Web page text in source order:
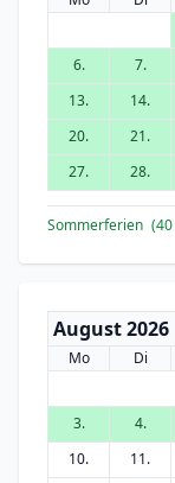
6.
7.
13.
14.
20.
21.
27.
28.
Sommerferien (40
August 2026
Mo Di
3.
4.
10.
11.